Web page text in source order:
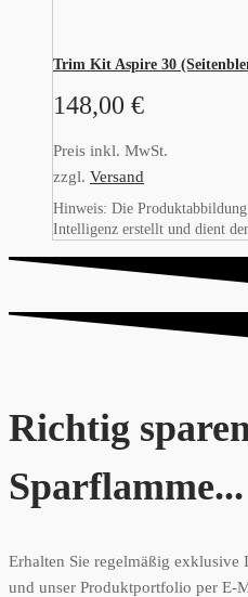
Trim Kit Aspire 30
148,00 €
Preis inkl. MwSt.
zzgl. Versand
Hinweis: Die
Intelligenz erstellt und dient
Richtig
Sparflamme...
Erhalten Sie regelmäßig
und unser Produktportfolio per E-